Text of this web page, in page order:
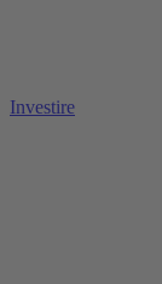
Investire